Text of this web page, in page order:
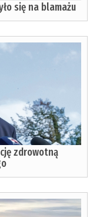
się na blamażu
zdrowotną